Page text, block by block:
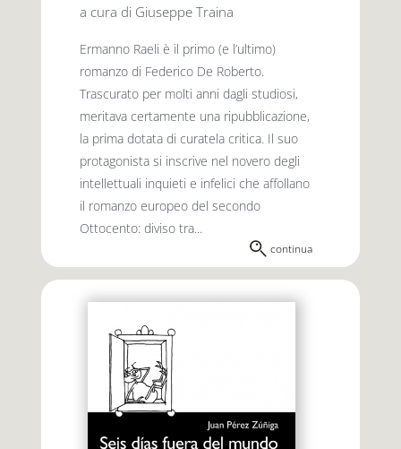
a cura di Giuseppe Traina
Ermanno Raeli è il primo (e l’ultimo)
romanzo di Federico De Roberto.
Trascurato per molti anni dagli studiosi,
meritava certamente una ripubblicazione,
la prima dotata di curatela critica. Il suo
protagonista si inscrive nel novero degli
intellettuali inquieti e infelici che affollano
il romanzo europeo del secondo
Ottocento: diviso tra...
continua